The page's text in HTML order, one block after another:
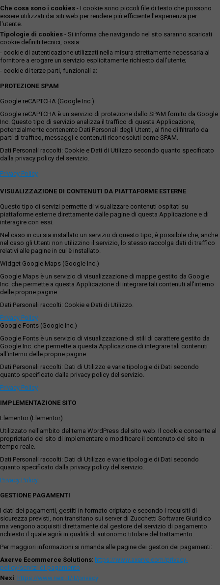
Che cosa sono i cookies - I cookie sono piccoli file di testo che possono
essere utilizzati dai siti web per rendere più efficiente l'esperienza per
l'utente.
Tipologie di cookies - Si informa che navigando nel sito saranno scaricati
cookie definiti tecnici, ossia:
- cookie di autenticazione utilizzati nella misura strettamente necessaria al
fornitore a erogare un servizio esplicitamente richiesto dall'utente;
- cookie di terze parti, funzionali a:
PROTEZIONE SPAM
Google reCAPTCHA (Google Inc.)
Google reCAPTCHA è un servizio di protezione dallo SPAM fornito da Google
Inc. Questo tipo di servizio analizza il traffico di questa Applicazione,
potenzialmente contenente Dati Personali degli Utenti, al fine di filtrarlo da
parti di traffico, messaggi e contenuti riconosciuti come SPAM.
Dati Personali raccolti: Cookie e Dati di Utilizzo secondo quanto specificato
dalla privacy policy del servizio.
Privacy Policy
VISUALIZZAZIONE DI CONTENUTI DA PIATTAFORME ESTERNE
Questo tipo di servizi permette di visualizzare contenuti ospitati su
piattaforme esterne direttamente dalle pagine di questa Applicazione e di
interagire con essi.
Nel caso in cui sia installato un servizio di questo tipo, è possibile che, anche
nel caso gli Utenti non utilizzino il servizio, lo stesso raccolga dati di traffico
relativi alle pagine in cui è installato.
Widget Google Maps (Google Inc.)
Google Maps è un servizio di visualizzazione di mappe gestito da Google
Inc. che permette a questa Applicazione di integrare tali contenuti all'interno
delle proprie pagine.
Dati Personali raccolti: Cookie e Dati di Utilizzo.
Privacy Policy
Google Fonts (Google Inc.)
Google Fonts è un servizio di visualizzazione di stili di carattere gestito da
Google Inc. che permette a questa Applicazione di integrare tali contenuti
all'interno delle proprie pagine.
Dati Personali raccolti: Dati di Utilizzo e varie tipologie di Dati secondo
quanto specificato dalla privacy policy del servizio.
Privacy Policy
IMPLEMENTAZIONE SITO
Elementor (Elementor)
Utilizzato nell'ambito del tema WordPress del sito web. Il cookie consente al
proprietario del sito di implementare o modificare il contenuto del sito in
tempo reale.
Dati Personali raccolti: Dati di Utilizzo e varie tipologie di Dati secondo
quanto specificato dalla privacy policy del servizio.
Privacy Policy
GESTIONE PAGAMENTI
I dati dei pagamenti, gestiti in formato criptato e secondo i requisiti di
sicurezza previsti, non transitano sui server di Zucchetti Software Giuridico
ma vengono acquisiti direttamente dal gestore del servizio di pagamento
richiesto il quale agirà in qualità di autonomo titolare del trattamento.
Per maggiori informazioni si rimanda alle pagine dei gestori dei pagamenti:
Axerve Ecommerce Solutions: https://www.axerve.com/privacy-
policy/servizi-di-pagamento
Nexi: https://www.nexi.it/it/privacy